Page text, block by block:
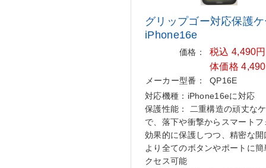
グリップゴー対応保護
iPhone16e
価格：
税込 4,490
体価格
メーカー型番：
QP16E
対応機種：iPhone16eに対応
保護性能： 二重構造の頑丈な
で、落下や衝撃からスマートフ
効果的に保護しつつ、精密な開
より全てのボタンやポートに簡
クセス可能